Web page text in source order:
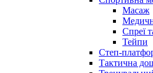
Масаж
Спреї
Тейпи
Степ-
Тактична